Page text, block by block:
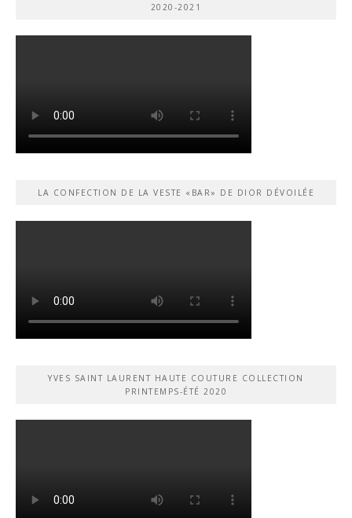
2020-2021
LA CONFECTION DE LA VESTE «BAR» DE DIOR DÉVOILÉE
YVES SAINT LAURENT HAUTE COUTURE COLLECTION
PRINTEMPS-ÉTÉ 2020